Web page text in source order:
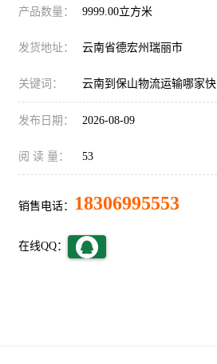
产品数量： 9999.00立方米
发货地址： 云南省德宏州瑞丽市
关键词： 云南到保山物流运输哪家快
发布日期： 2026-08-09
阅 读 量： 53
销售电话： 18306995553
在线QQ：